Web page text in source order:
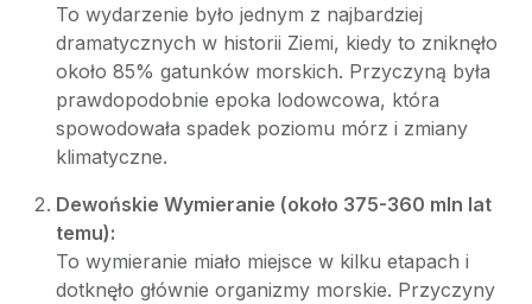
To wydarzenie było jednym z najbardziej
dramatycznych w historii Ziemi, kiedy to zniknęło
około 85% gatunków morskich. Przyczyną była
prawdopodobnie epoka lodowcowa, która
spowodowała spadek poziomu mórz i zmiany
klimatyczne.
Dewońskie Wymieranie (około 375-360 mln lat
temu):
To wymieranie miało miejsce w kilku etapach i
dotknęło głównie organizmy morskie. Przyczyny